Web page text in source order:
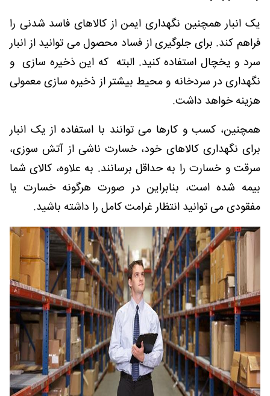
یک انبار همچنین نگهداری ایمن از کالاهای فاسد شدنی را
فراهم کند. برای جلوگیری از فساد محصول می توانید از انبار
سرد و یخچال استفاده کنید. البته که این ذخیره سازی و
نگهداری در سردخانه و محیط بیشتر از ذخیره سازی معمولی
هزینه خواهد داشت.
همچنین، کسب و کارها می توانند با استفاده از یک انبار
برای نگهداری کالاهای خود، خسارت ناشی از آتش سوزی،
سرقت و خسارت را به حداقل برسانند. به علاوه، کالای شما
بیمه شده است، بنابراین در صورت هرگونه خسارت یا
مفقودی می توانید انتظار غرامت کامل را داشته باشید.